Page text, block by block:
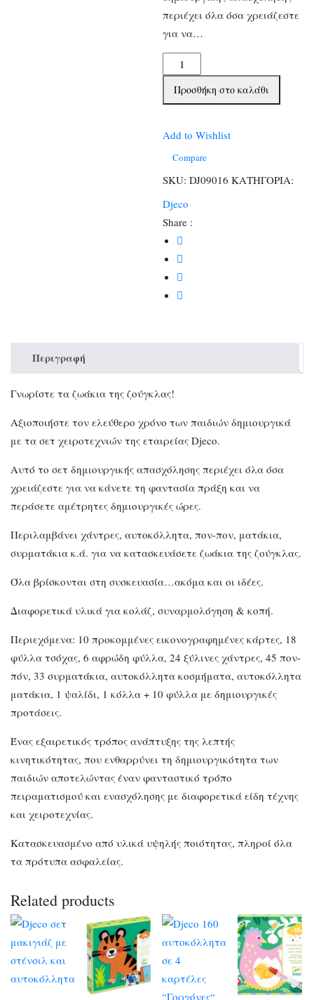
περιέχει όλα όσα χρειάζεστε
για να…
Djeco
Σετ
καλλιτεχνικών
δημιουργικής
απασχόλησης
ποσότητα
Προσθήκη στο καλάθι
Add to Wishlist
Compare
SKU: DJ09016 ΚΑΤΗΓΟΡΙΑ:
Djeco
Share :
Περιγραφή
Γνωρίστε τα ζωάκια της ζούγκλας!
Αξιοποιήστε τον ελεύθερο χρόνο των παιδιών δημιουργικά
με τα σετ χειροτεχνιών της εταιρείας Djeco.
Αυτό το σετ δημιουργικής απασχόλησης περιέχει όλα όσα
χρειάζεστε για να κάνετε τη φαντασία πράξη και να
περάσετε αμέτρητες δημιουργικές ώρες.
Περιλαμβάνει χάντρες, αυτοκόλλητα, πον-πον, ματάκια,
συρματάκια κ.ά. για να κατασκευάσετε ζωάκια της ζούγκλας.
Όλα βρίσκονται στη συσκευασία…ακόμα και οι ιδέες.
Διαφορετικά υλικά για κολάζ, συναρμολόγηση & κοπή.
Περιεχόμενα: 10 προκομμένες εικονογραφημένες κάρτες, 18
φύλλα τσόχας, 6 αφρώδη φύλλα, 24 ξύλινες χάντρες, 45 πον-
πόν, 33 συρματάκια, αυτοκόλλητα κοσμήματα, αυτοκόλλητα
ματάκια, 1 ψαλίδι, 1 κόλλα + 10 φύλλα με δημιουργικές
προτάσεις.
Ένας εξαιρετικός τρόπος ανάπτυξης της λεπτής
κινητικότητας, που ενθαρρύνει τη δημιουργικότητα των
παιδιών αποτελώντας έναν φανταστικό τρόπο
πειραματισμού και ενασχόλησης με διαφορετικά είδη τέχνης
και χειροτεχνίας.
Κατασκευασμένο από υλικά υψηλής ποιότητας, πληροί όλα
τα πρότυπα ασφαλείας.
Related products